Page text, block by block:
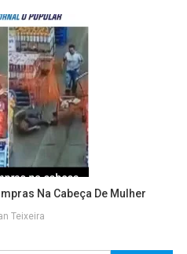
Na Cabeça De Mulher
Teixeira